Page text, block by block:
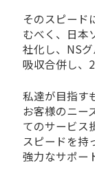
そのスピード
むべく、日
社化し、NS
吸収合併し、
私達が目指す
お客様のニー
てのサービス
スピードを持
強力なサポー